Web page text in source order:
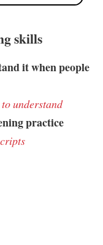
skills
it when people
understand
practice